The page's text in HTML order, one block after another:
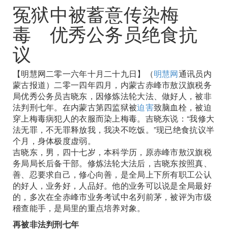
冤狱中被蓄意传染梅
毒 优秀公务员绝食抗
议
【明慧网二零一六年十月二十九日】（明慧网通讯员内
蒙古报道）二零一四年四月，内蒙古赤峰市敖汉旗税务
局优秀公务员吉晓东，因修炼法轮大法、做好人，被非
法判刑七年。在内蒙古第四监狱被迫害致脑血栓，被迫
穿上梅毒病犯人的衣服而染上梅毒。吉晓东说：“我修大
法无罪，不无罪释放我，我决不吃饭。”现已绝食抗议半
个月，身体极度虚弱。
吉晓东，男，四十七岁，本科学历，原赤峰市敖汉旗税
务局局长后备干部。修炼法轮大法后，吉晓东按照真、
善、忍要求自己，修心向善，是全局上下所有职工公认
的好人，业务好，人品好。他的业务可以说是全局最好
的，多次在全赤峰市业务考试中名列前茅，被评为市级
稽查能手，是局里的重点培养对象。
再被非法判刑七年